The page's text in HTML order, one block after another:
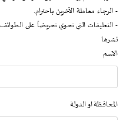
- الرجاء معاملة الآخرين باحترام.
- التعليقات التي تحوي تحريضاً على
نشرها
الاسم
المحافظة او الدولة